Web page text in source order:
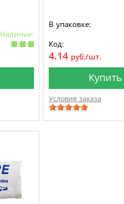
Наличие:
В упаковке:
Код:
4.14 руб./шт.
Купить
Условия заказа